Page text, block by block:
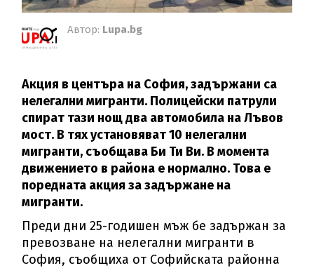
Автор: Lupa.bg
Акция в центъра на София, задържани са
нелегални мигранти. Полицейски патрули
спират тази нощ два автомобила на Лъвов
мост. В тях установяват 10 нелегални
мигранти, съобщава Би Ти Ви. В момента
движението в района е нормално. Това е
поредната акция за задържане на
мигранти.
Преди дни 25-годишен мъж бе задържан за
превозване на нелегални мигранти в
София, съобщиха от Софийската районна